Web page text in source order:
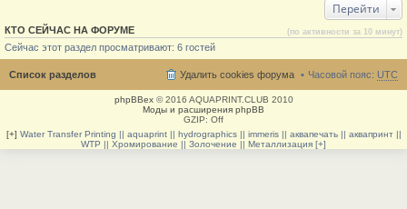
Перейти
КТО СЕЙЧАС НА ФОРУМЕ (по активности за 10 минут)
Сейчас этот раздел просматривают: 6 гостей
Список разделов Часовой пояс: UTC
Удалить cookies форума
phpBBex© 2016 AQUAPRINT.CLUB 2010
Моды и расширения phpBB
GZIP: Off
[+] Water Transfer Printing || aquaprint || hydrographics || immeris || аквапечать || аквапринт ||
WTP || Хромирование || Золочение || Металлизация [+]